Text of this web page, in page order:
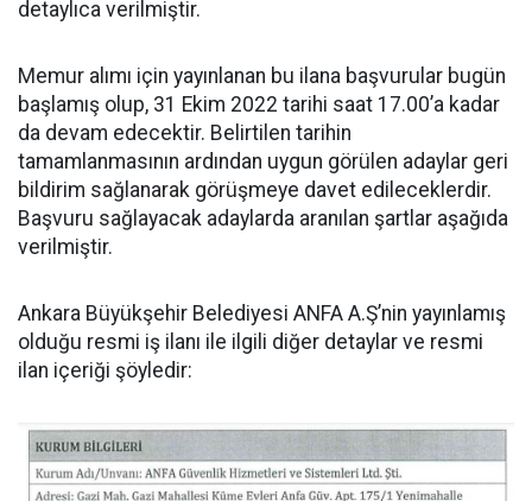
detaylıca verilmiştir.
Memur alımı için yayınlanan bu ilana başvurular bugün
başlamış olup, 31 Ekim 2022 tarihi saat 17.00’a kadar
da devam edecektir. Belirtilen tarihin
tamamlanmasının ardından uygun görülen adaylar geri
bildirim sağlanarak görüşmeye davet edileceklerdir.
Başvuru sağlayacak adaylarda aranılan şartlar aşağıda
verilmiştir.
Ankara Büyükşehir Belediyesi ANFA A.Ş’nin yayınlamış
olduğu resmi iş ilanı ile ilgili diğer detaylar ve resmi
ilan içeriği şöyledir: